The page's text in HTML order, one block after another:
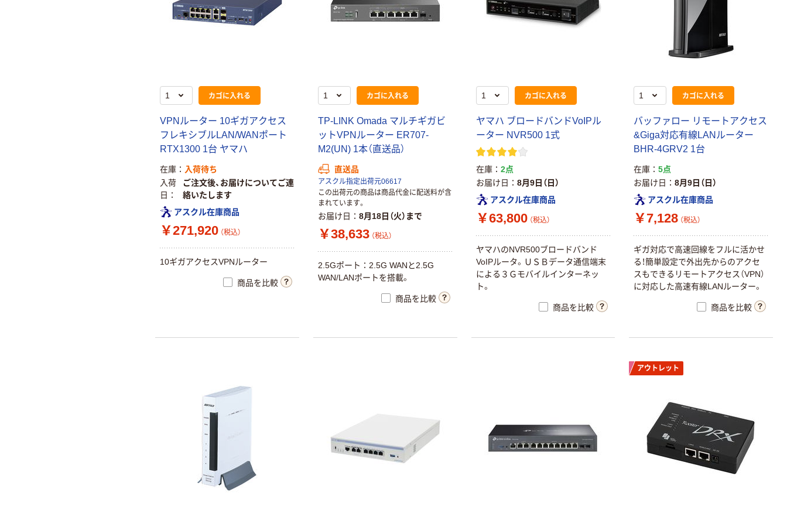
カゴに入れる
VPNルーター 10ギガアクセス
フレキシブルLAN/WANポート
RTX1300 1台 ヤマハ
在庫
入荷待ち
入荷
日
ご注文後、お届けについてご連
絡いたします
アスクル在庫商品
￥271,920 （税込）
10ギガアクセスVPNルーター
商品を比較
カゴに入れる
TP-LINK Omada マルチギガビ
ットVPNルーター ER707-
M2(UN) 1本（直送品）
直送品
アスクル指定出荷元06617
この出荷元の商品は商品代金に配送料が含
まれています。
お届け日 8月18日（火）まで
￥38,633 （税込）
2.5Gポート：2.5G WANと2.5G
WAN/LANポートを搭載。
商品を比較
カゴに入れる
ヤマハ ブロードバンドVoIPル
ーター NVR500 1式
在庫
2点
お届け日
8月9日（日）
アスクル在庫商品
￥63,800 （税込）
ヤマハのNVR500ブロードバンド
VoIPルータ。ＵＳＢデータ通信端末
による３Ｇモバイルインターネッ
ト。
商品を比較
カゴに入れる
バッファロー リモートアクセス
&Giga対応有線LANルーター
BHR-4GRV2 1台
在庫
5点
お届け日
8月9日（日）
アスクル在庫商品
￥7,128 （税込）
ギガ対応で高速回線をフルに活かせ
る！簡単設定で外出先からのアクセ
スもできるリモートアクセス（VPN）
に対応した高速有線LANルーター。
商品を比較
アウトレット